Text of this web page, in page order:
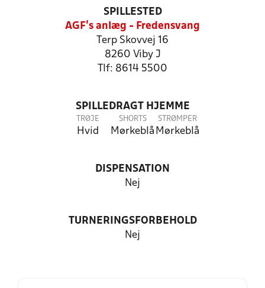
SPILLESTED
AGF's anlæg - Fredensvang
Terp Skovvej 16
8260 Viby J
Tlf: 8614 5500
SPILLEDRAGT HJEMME
TRØJE
Hvid
SHORTS
Mørkeblå
STRØMPER
Mørkeblå
DISPENSATION
Nej
TURNERINGSFORBEHOLD
Nej